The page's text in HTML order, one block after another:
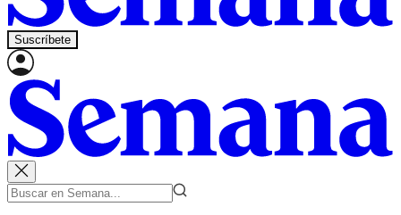
Suscríbete